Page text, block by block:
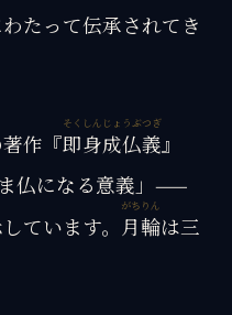
たって伝承されてき
作『即身成仏義
そくしんじょうぶつぎ
』
仏になる意義」——
ています。 月輪
がちりん
は三